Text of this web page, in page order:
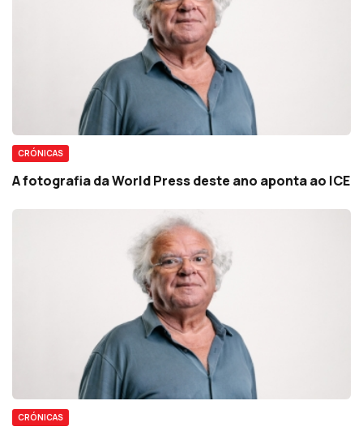
CRÓNICAS
A fotografia da World Press deste ano aponta ao ICE
CRÓNICAS